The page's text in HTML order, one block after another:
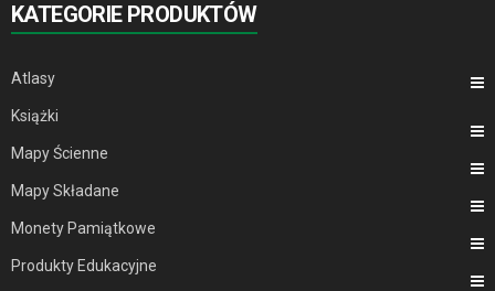
KATEGORIE PRODUKTÓW
Atlasy
Książki
Mapy Ścienne
Mapy Składane
Monety Pamiątkowe
Produkty Edukacyjne